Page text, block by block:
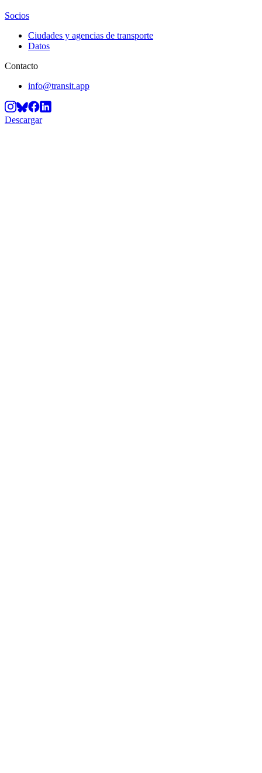
Socios
Ciudades y agencias de transporte
Datos
Contacto
info@transit.app
Descargar